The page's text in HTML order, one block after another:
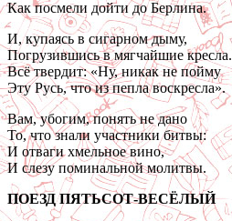
Как посмели дойти до Берлина.
И, купаясь в сигарном дыму,
Погрузившись в мягчайшие кресла.
Всё твердит: «Ну, никак не пойму
Эту Русь, что из пепла воскресла».
Вам, убогим, понять не дано
То, что знали участники битвы:
И отваги хмельное вино,
И слезу поминальной молитвы.
ПОЕЗД ПЯТЬСОТ-ВЕСЁЛЫЙ